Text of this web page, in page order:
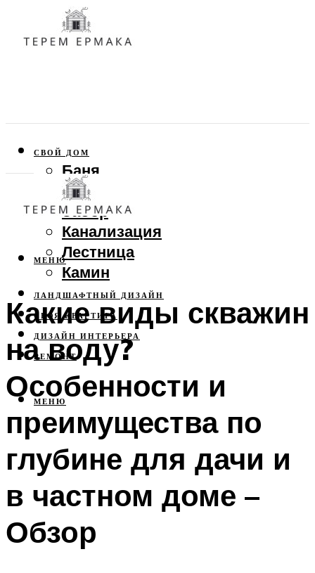
СВОЙ ДОМ
Баня
Веранда
Забор
Канализация
Лестница
Камин
ЛАНДШАФТНЫЙ ДИЗАЙН
СВОЯ КВАРТИРА
ДИЗАЙН ИНТЕРЬЕРА
РЕМОНТ
МЕНЮ
МЕНЮ
Какие виды скважин
на воду?
Особенности и
преимущества по
глубине для дачи и
в частном доме –
Обзор